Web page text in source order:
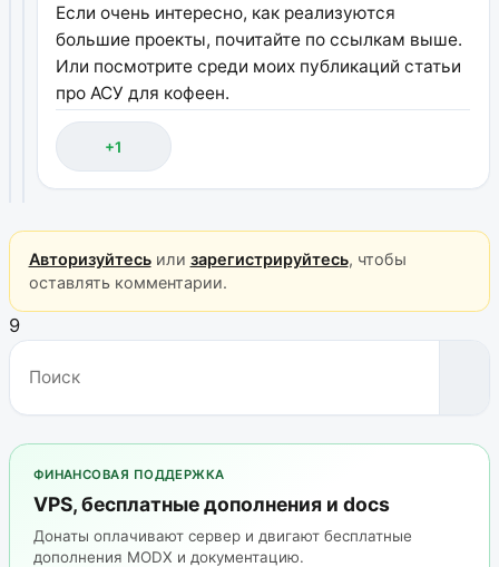
Если очень интересно, как реализуются
большие проекты, почитайте по ссылкам выше.
Или посмотрите среди моих публикаций статьи
про АСУ для кофеен.
+1
Авторизуйтесьили зарегистрируйтесь, чтобы
оставлять комментарии.
9
ФИНАНСОВАЯ ПОДДЕРЖКА
VPS, бесплатные дополнения и docs
Донаты оплачивают сервер и двигают бесплатные
дополнения MODX и документацию.